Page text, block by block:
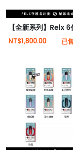
NT$1,800.00 已